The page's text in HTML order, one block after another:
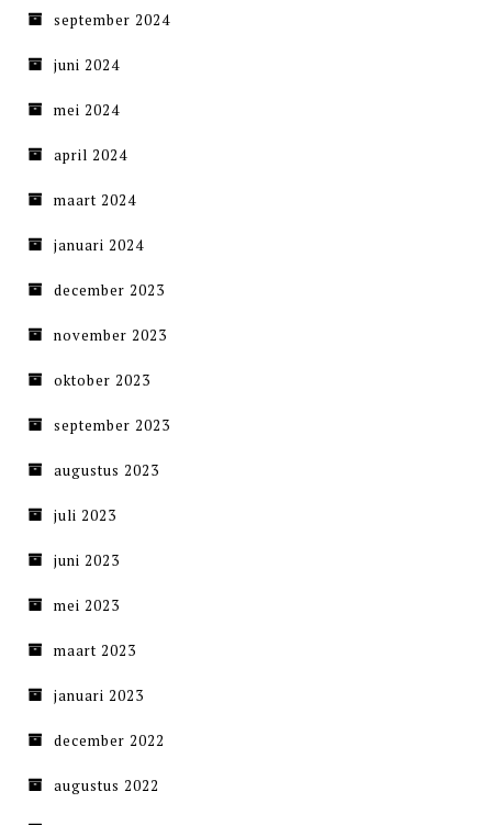
september 2024
juni 2024
mei 2024
april 2024
maart 2024
januari 2024
december 2023
november 2023
oktober 2023
september 2023
augustus 2023
juli 2023
juni 2023
mei 2023
maart 2023
januari 2023
december 2022
augustus 2022